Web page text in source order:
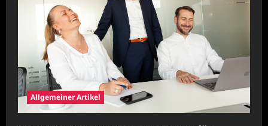
Allgemeiner Artikel